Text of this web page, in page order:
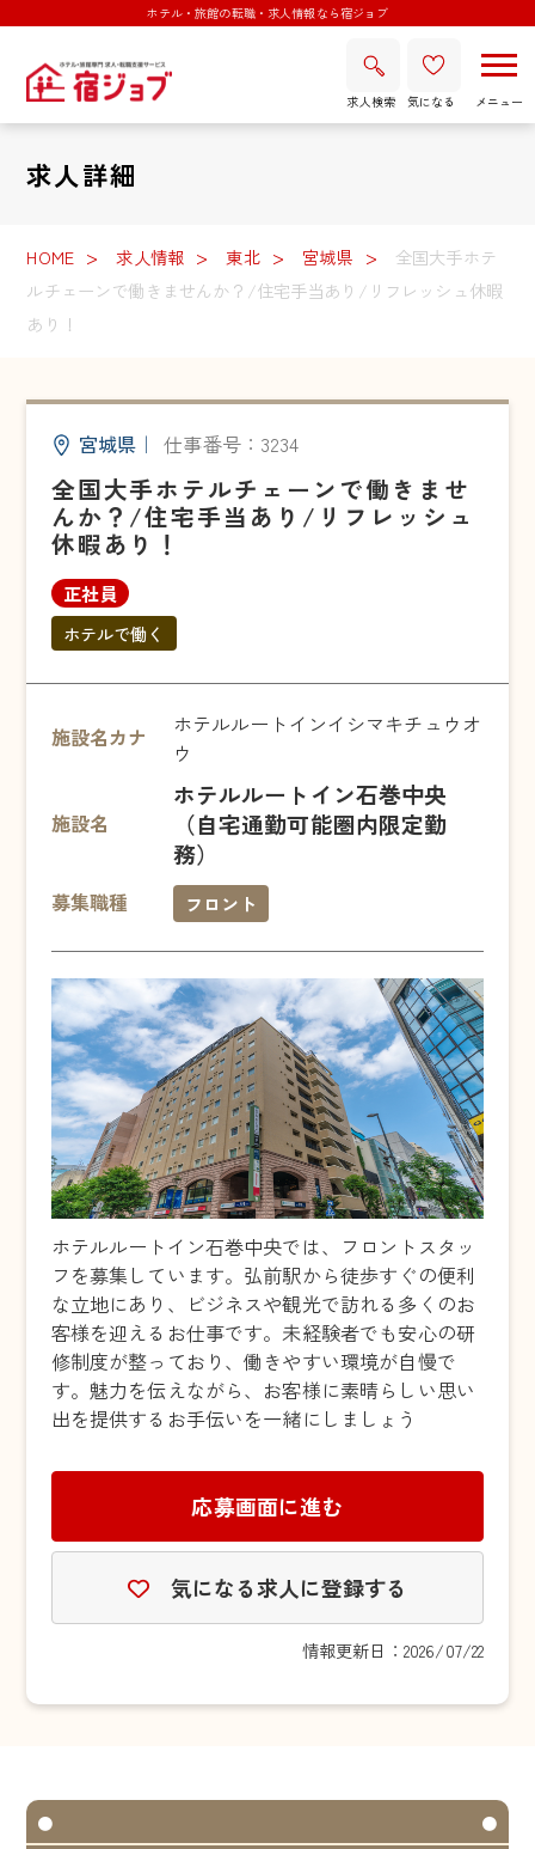
ホテル・旅館の転職・求人情報なら宿ジョブ
求人検索 気になる
求人詳細
HOME 求人情報 東北 宮城県
全国大手ホテ
ルチェーンで働きませんか？/住宅手当あり/リフレッシュ休暇
あり！
宮城県 ｜ 仕事番号：3234
全国大手ホテルチェーンで働きませ
んか？/住宅手当あり/リフレッシュ
休暇あり！
正社員
ホテルで働く
施設名カナ
ホテルルートインイシマキチュウオ
ウ
施設名
ホテルルートイン石巻中央
（自宅通勤可能圏内限定勤
務）
募集職種 フロント
ホテルルートイン石巻中央では、フロントスタッ
フを募集しています。弘前駅から徒歩すぐの便利
な立地にあり、ビジネスや観光で訪れる多くのお
客様を迎えるお仕事です。未経験者でも安心の研
修制度が整っており、働きやすい環境が自慢で
す。魅力を伝えながら、お客様に素晴らしい思い
出を提供するお手伝いを一緒にしましょう
応募画面に進む
気になる求人に登録する
情報更新日：2026/07/22